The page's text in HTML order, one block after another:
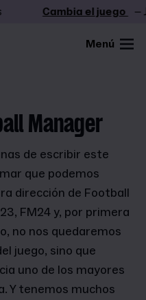
Cambia el juego –
Menú
Manager
de escribir este
que podemos
dirección de Football
FM24 y, por primera
no nos quedaremos
juego, sino que
uno de los mayores
Y tenemos muchos